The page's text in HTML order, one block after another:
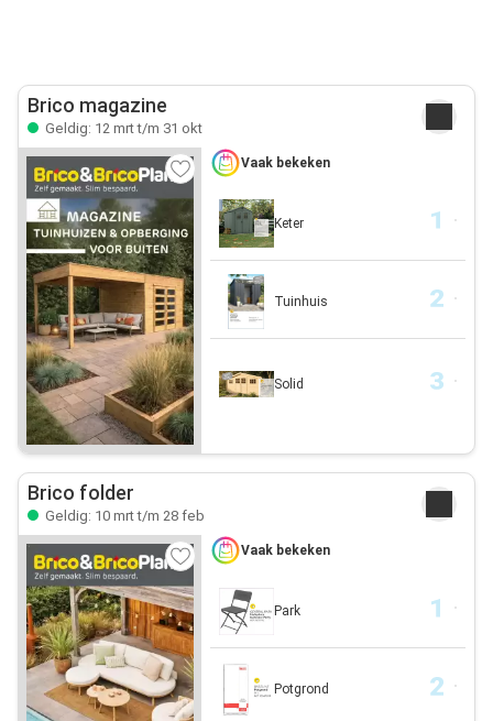
Brico magazine
Geldig: 12 mrt t/m 31 okt
Vaak bekeken
Keter
Tuinhuis
Solid
Brico folder
Geldig: 10 mrt t/m 28 feb
Vaak bekeken
Park
Potgrond